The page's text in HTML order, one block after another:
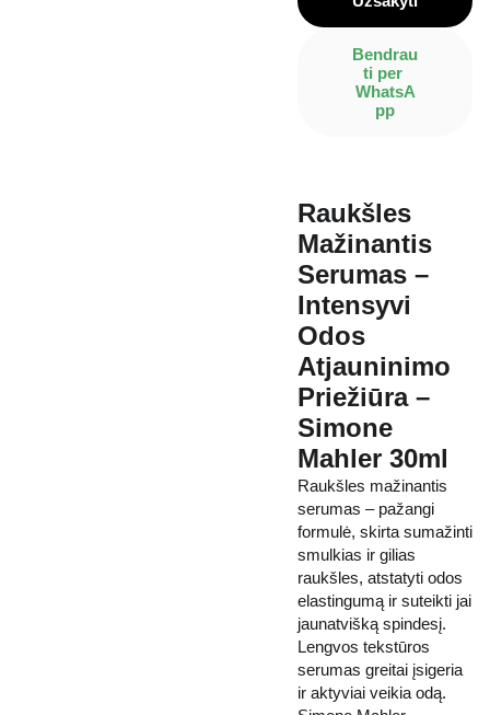
Bendrau
ti per
WhatsA
pp
Raukšles
Mažinantis
Serumas –
Intensyvi
Odos
Atjauninimo
Priežiūra –
Simone
Mahler 30ml
Raukšles mažinantis
serumas – pažangi
formulė, skirta sumažinti
smulkias ir gilias
raukšles, atstatyti odos
elastingumą ir suteikti jai
jaunatvišką spindesį.
Lengvos tekstūros
serumas greitai įsigeria
ir aktyviai veikia odą.